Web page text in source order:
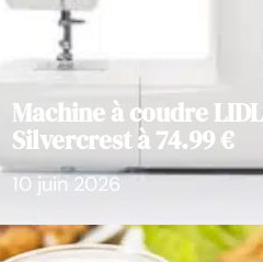
Machine à coudre LIDL
Silvercrest à 74.99 €
10 juin 2026